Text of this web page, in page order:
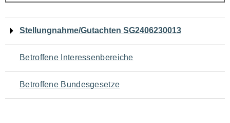
Navigation
für
den
Seiteninhalt
Stellungnahme/Gutachten SG2406230013
Betroffene Interessenbereiche
Betroffene Bundesgesetze